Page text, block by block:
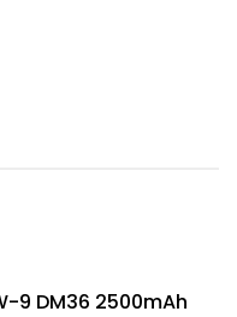
9 DM36 2500mAh